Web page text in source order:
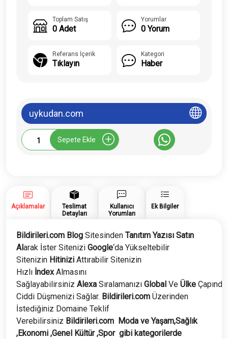
Toplam Satış
0 Adet
Yorumlar
0 Yorum
Referans İçerik
Tıklayın
Kategori
Haber
uykudan.com
Bildirileri.com
Tanıtım
Sepete Ekle
Açıklamalar
Teslimat
Detayları
Kullanıcı
Yorumları
Ek Bilgiler
Bildirileri.com Blog Sitesinden Tanıtım Yazısı Satın
Alarak İster Sitenizi Google‘da Yükseltebilir
Sitenizin Hitinizi Attırabilir Sitenizin
Hızlı İndexAlmasını
Sağlayabilirsiniz Alexa Sıralamanızı Global Ve Ülke Çapında
Ciddi Düşmenizi Sağlar. Bildirileri.com Üzerinden
İstediğiniz Domaine Teklif
Verebilirsiniz Bildirileri.com Moda ve Yaşam,Sağlık
,Ekonomi ,Genel Kültür ,Spor gibi kategorilerde